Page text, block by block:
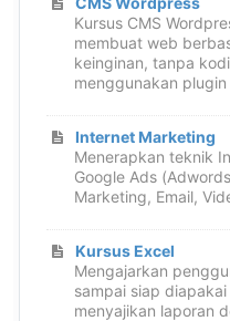
Kursus CMS
membuat web
keinginan, tanpa
menggunakan
Internet Marketing
Menerapkan teknik
Google Ads
Marketing, Email,
Kursus Excel
Mengajarkan
sampai siap
menyajikan laporan